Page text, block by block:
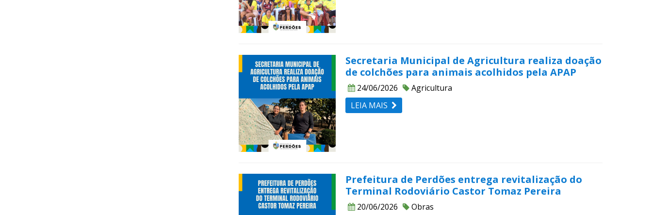
Secretaria Municipal de Agricultura realiza doação
de colchões para animais acolhidos pela APAP
24/06/2026
Agricultura
LEIA MAIS
Prefeitura de Perdões entrega revitalização do
Terminal Rodoviário Castor Tomaz Pereira
20/06/2026
Obras